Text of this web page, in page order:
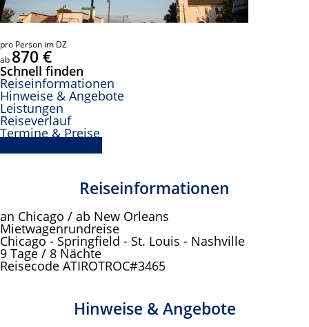
pro Person im DZ
ab 870 €
Schnell finden
Reiseinformationen
Hinweise & Angebote
Leistungen
Reiseverlauf
Termine & Preise
Reiseinformationen
an Chicago / ab New Orleans
Mietwagenrundreise
Chicago - Springfield - St. Louis - Nashville
9 Tage / 8 Nächte
Reisecode ATIROTROC#3465
Hinweise & Angebote